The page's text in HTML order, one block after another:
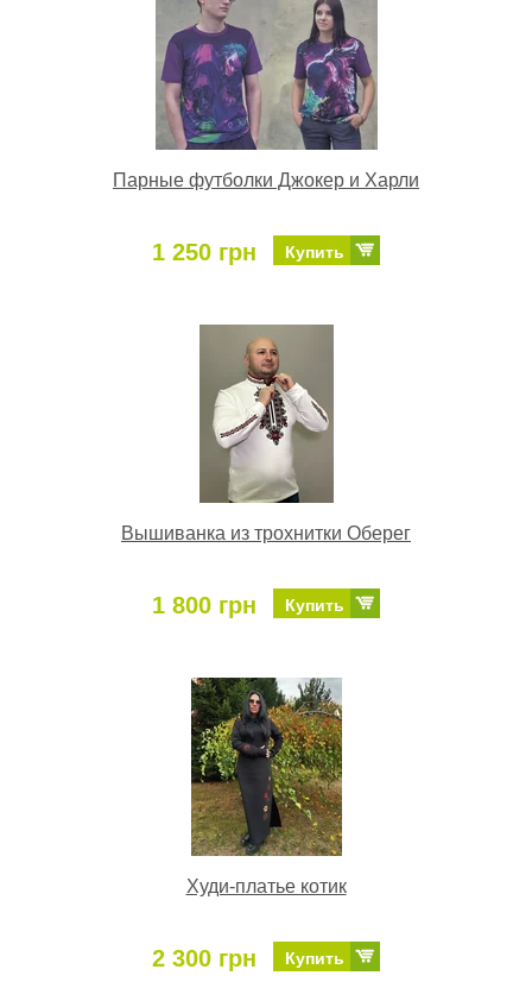
Парные футболки Джокер и Харли
1 250 грн Купить
Вышиванка из трохнитки Оберег
1 800 грн Купить
Худи-платье котик
2 300 грн Купить